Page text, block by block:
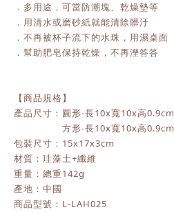
．多用途，可當防潮塊、乾燥墊等
．用清水或磨砂紙就能清除髒汙
．不再被杯子流下的水珠，用濕桌面
．幫助肥皂保持乾燥，不再溼答答
【商品規格】
產品尺寸：圓形-長10x寬10x高0.9cm
方形-長10x寬10x高0.9cm
包裝尺寸：15x17x3cm
材質：珪藻土+纖維
重量：總重142g
產地：中國
商品型號：L-LAH025